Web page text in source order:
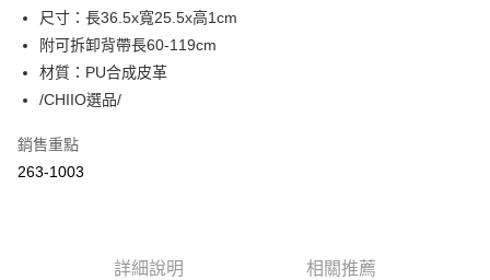
ATM付款
運送方式
全家取貨付款
付款後全家取貨
每筆NT$60，滿NT$2,000(含以上)免運費
尺寸：長36.5x寬25.5x高1cm
附可拆卸背帶長60-119cm
材質：PU合成皮革
/CHIIO選品/
銷售重點
263-1003
詳細說明 相關推薦